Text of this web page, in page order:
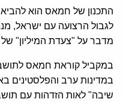
התכנון של חמאס הוא
לגבול הרצועה עם ישראל,
מדבר על "צעדת המיליון"
במקביל קוראת חמאס
במדינות ערב והפלסטינים
שיבה" לאות הזדהות עם